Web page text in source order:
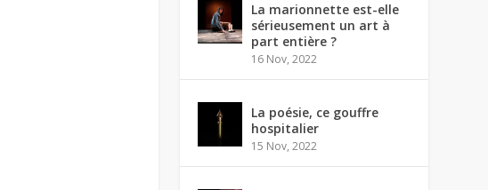
La marionnette est-elle
sérieusement un art à
part entière ?
16 Nov, 2022
La poésie, ce gouffre
hospitalier
15 Nov, 2022